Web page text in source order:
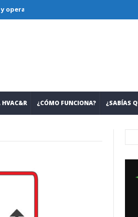
con nuevos refrigerantes
¿CÓMO FUNCIONA? ¿SABÍAS